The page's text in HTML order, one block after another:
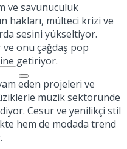
ve savunuculuk
hakları, mülteci krizi ve
sesini yükseltiyor.
onu çağdaş pop
getiriyor.
eden projeleri ve
müzik sektöründe
Cesur ve yenilikçi stil
hem de modada trend